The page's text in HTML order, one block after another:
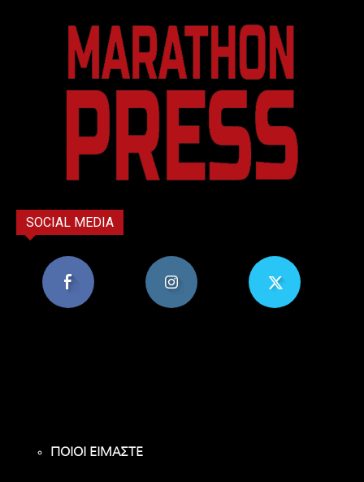
SOCIAL MEDIA
ΠΟΙΟΙ ΕΙΜΑΣΤΕ